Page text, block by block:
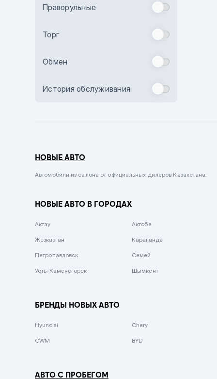
Бежевый
Комбинированный
Сиреневый металлик
Вишневый
Зеленый металлик
Праворульные
Торг
Обмен
История обслуживания
НОВЫЕ АВТО
Автомобили из салона от официальных дилеров Казахстана.
НОВЫЕ АВТО В ГОРОДАХ
Актау Актобе
Жезказган Караганда
Петропавловск Семей
Усть-Каменогорск Шымкент
БРЕНДЫ НОВЫХ АВТО
Hyundai Chery
GWM BYD
АВТО С ПРОБЕГОМ